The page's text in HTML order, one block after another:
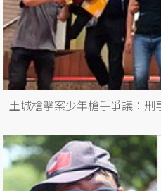
土城槍擊案少年槍手爭議：刑